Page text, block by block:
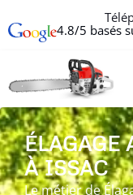
4.8/5 basés
ÉLAGAGE
À ISSAC
Le métier de